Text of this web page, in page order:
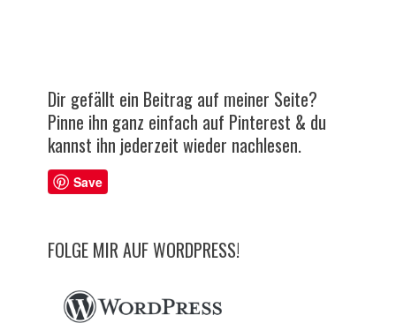
Dir gefällt ein Beitrag auf meiner Seite?
Pinne ihn ganz einfach auf Pinterest & du
kannst ihn jederzeit wieder nachlesen.
Save
FOLGE MIR AUF WORDPRESS!